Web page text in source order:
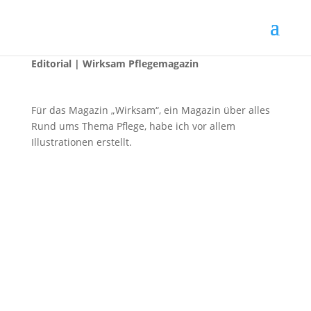
Editorial | Wirksam Pflegemagazin
Für das Magazin „Wirksam“, ein Magazin über alles
Rund ums Thema Pflege, habe ich vor allem
Illustrationen erstellt.